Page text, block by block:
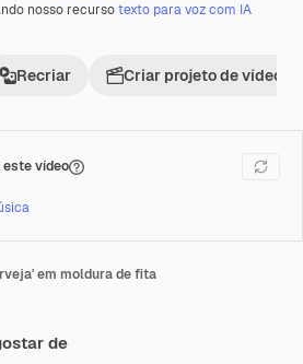
nosso recursotexto para voz com IA
Recriar Criar projeto de vídeo
este vídeo
em moldura de fita
de